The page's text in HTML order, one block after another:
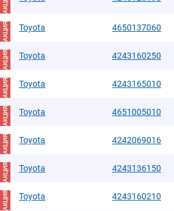
АКЦИЯ Toyota 4650137060
АКЦИЯ Toyota 4243160250
АКЦИЯ Toyota 4243165010
АКЦИЯ Toyota 4651005010
АКЦИЯ Toyota 4242069016
АКЦИЯ Toyota 4243136150
АКЦИЯ Toyota 4243160210